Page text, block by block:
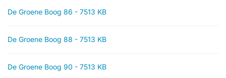
De Groene Boog 86 - 7513 KB
De Groene Boog 88 - 7513 KB
De Groene Boog 90 - 7513 KB